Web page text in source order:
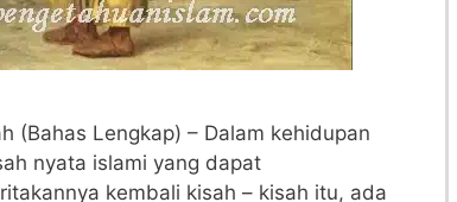
(Bahas Lengkap) – Dalam kehidupan
nyata islami yang dapat
kembali kisah – kisah itu, ada